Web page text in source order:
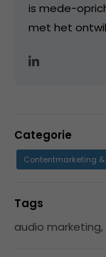
is mede-
met het
Categorie
Contentmarketing
Tags
audio marketing,